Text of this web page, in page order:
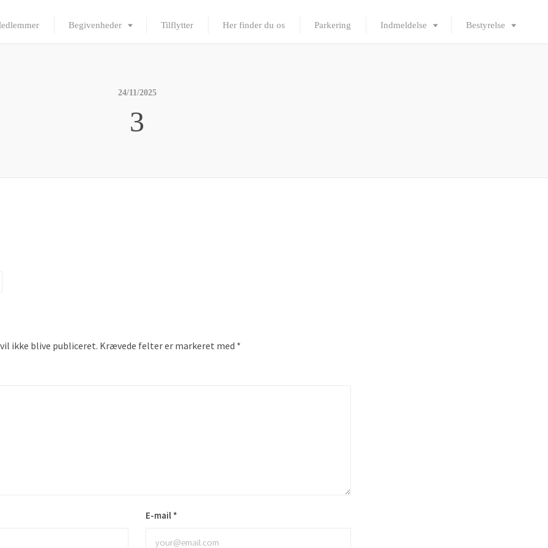
Begivenheder Tilflytter Her finder du os Parkering Indmeldelse Bestyrelse
24/11/2025
3
ikke blive publiceret. Krævede felter er markeret med *
E-mail *